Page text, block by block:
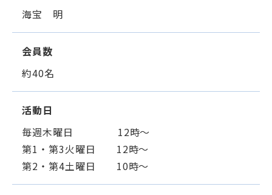
FacebookInstagramLINE
海宝 明
会員数
約40名
活動日
毎週木曜日 12時～
第1・第3火曜日 12時～
第2・第4土曜日 10時～